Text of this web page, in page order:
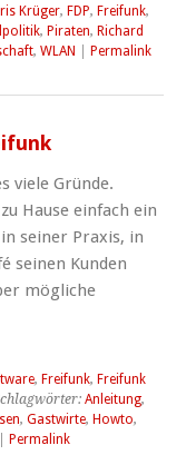
Krüger, FDP, Freifunk,
, Piraten, Richard
, WLAN Permalink
viele Gründe.
Hause einfach ein
seiner Praxis, in
seinen Kunden
mögliche
, Freifunk, Freifunk
Anleitung,
, Gastwirte, Howto,
Permalink